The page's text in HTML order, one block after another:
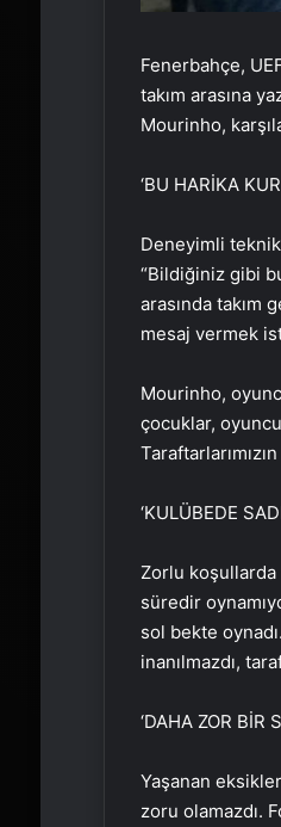
Fenerbahçe,
takım arasına
Mourinho,
‘BU HARİKA
Deneyimli
“Bildiğiniz gibi
arasında takım
mesaj vermek
Mourinho,
çocuklar,
‘KULÜBEDE
Zorlu koşullarda
süredir
sol bekte
inanılmazdı,
‘DAHA ZOR BİR
Yaşanan
zoru olamazdı.